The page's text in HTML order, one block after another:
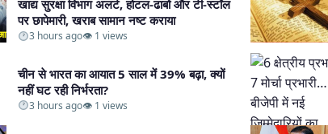
खाद्य सुरक्षा विभाग अलर्ट, होटल-ढाबों और टी-स्टॉल
पर छापेमारी, खराब सामान नष्ट कराया​
3 hours ago👁 1 views
चीन से भारत का आयात 5 साल में 39% बढ़ा, क्यों
नहीं घट रही निर्भरता?​
3 hours ago👁 1 views